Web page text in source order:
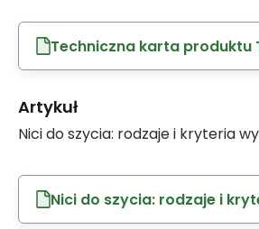
Techniczna karta produktu
Artykuł
Nici do szycia: rodzaje i kryteria
Nici do szycia: rodzaje i